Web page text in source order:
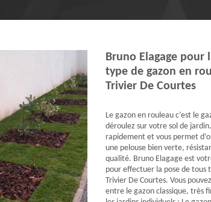
Bruno Elagage pour
type de gazon en
Trivier De Courtes
Le gazon en rouleau c’est le
déroulez sur votre sol de
rapidement et vous permet
une pelouse bien verte,
qualité. Bruno Elagage est
pour effectuer la pose de tous
Trivier De Courtes. Vous
entre le gazon classique, très